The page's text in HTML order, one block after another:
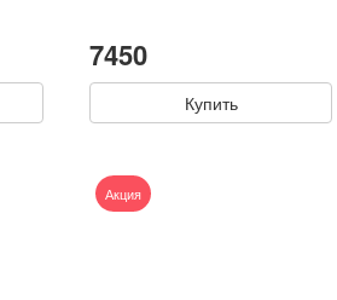
7450
Купить
Акция